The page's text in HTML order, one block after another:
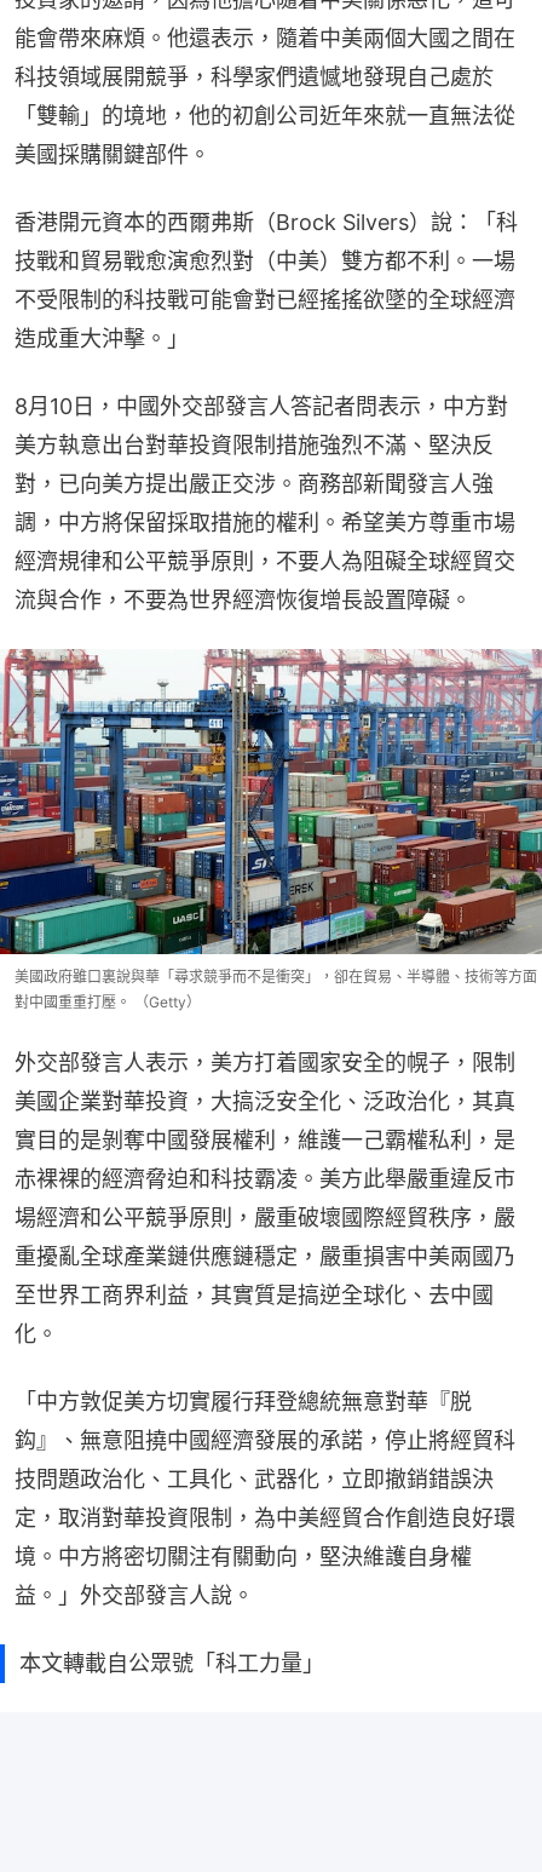
能會帶來麻煩。他還表示，隨着中美兩個大國之間在
科技領域展開競爭，科學家們遺憾地發現自己處於
「雙輸」的境地，他的初創公司近年來就一直無法從
美國採購關鍵部件。
香港開元資本的西爾弗斯（Brock Silvers）說：「科
技戰和貿易戰愈演愈烈對（中美）雙方都不利。一場
不受限制的科技戰可能會對已經搖搖欲墜的全球經濟
造成重大沖擊。」
8月10日，中國外交部發言人答記者問表示，中方對
美方執意出台對華投資限制措施強烈不滿、堅決反
對，已向美方提出嚴正交涉。商務部新聞發言人強
調，中方將保留採取措施的權利。希望美方尊重市場
經濟規律和公平競爭原則，不要人為阻礙全球經貿交
流與合作，不要為世界經濟恢復增長設置障礙。
美國政府雖口裏說與華「尋求競爭而不是衝突」，卻在貿易、半導體、技術等方面
對中國重重打壓。 （Getty）
外交部發言人表示，美方打着國家安全的幌子，限制
美國企業對華投資，大搞泛安全化、泛政治化，其真
實目的是剝奪中國發展權利，維護一己霸權私利，是
赤裸裸的經濟脅迫和科技霸凌。美方此舉嚴重違反市
場經濟和公平競爭原則，嚴重破壞國際經貿秩序，嚴
重擾亂全球產業鏈供應鏈穩定，嚴重損害中美兩國乃
至世界工商界利益，其實質是搞逆全球化、去中國
化。
「中方敦促美方切實履行拜登總統無意對華『脱
鈎』、無意阻撓中國經濟發展的承諾，停止將經貿科
技問題政治化、工具化、武器化，立即撤銷錯誤決
定，取消對華投資限制，為中美經貿合作創造良好環
境。中方將密切關注有關動向，堅決維護自身權
益。」外交部發言人說。
本文轉載自公眾號「科工力量」